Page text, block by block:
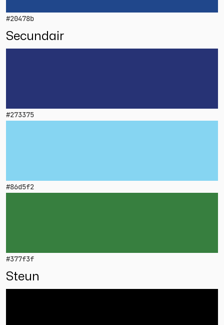
#20478b
Secundair
#273375
#86d5f2
#377f3f
Steun